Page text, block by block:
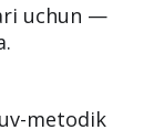
uchun —
metodik